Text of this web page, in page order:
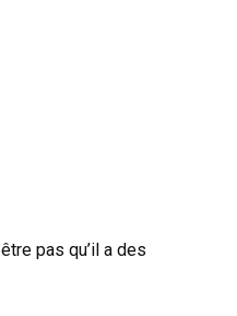
pas qu’il a des